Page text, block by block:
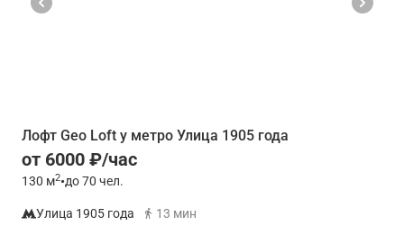
Лофт Geo Loft у метро Улица 1905 года
от 6000 ₽/час
130 м2•до 70 чел.
Улица 1905 года
13 мин